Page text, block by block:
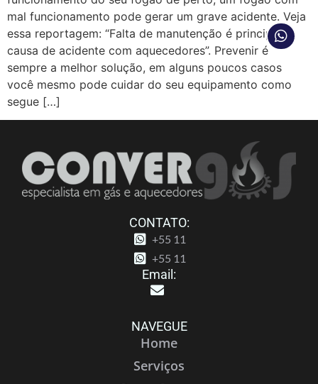
mal funcionamento pode gerar um grave acidente. Veja
essa reportagem: “Falta de manutenção é principal
causa de acidente com aquecedores”. Prevenir é
sempre a melhor solução, em alguns poucos casos
você mesmo pode cuidar do seu equipamento como
segue […]
CONTATO:
+55 11
+55 11
Email:
NAVEGUE
Home
Serviços